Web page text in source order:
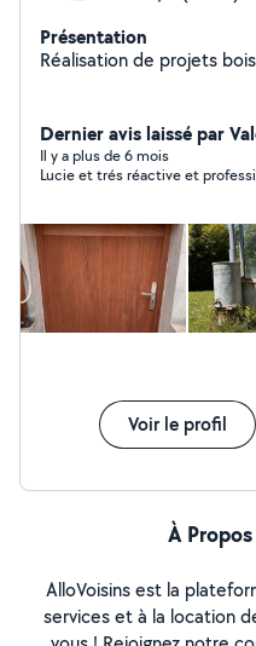
Présentation
Réalisation de projets bois
Dernier avis laissé par
Il y a plus de 6 mois
Lucie et trés réactive et
Voir le profil
À
AlloVoisins est la
services et à la location